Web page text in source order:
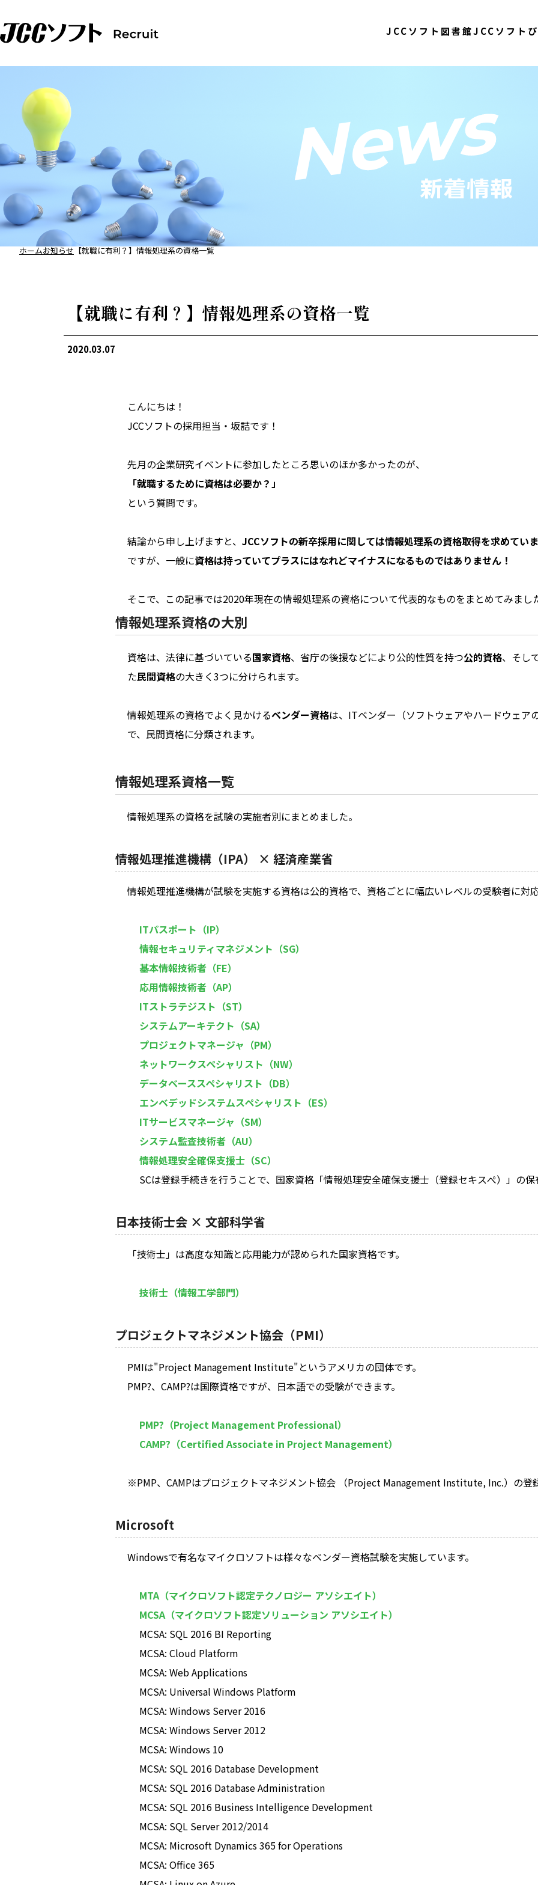
JCCソフト図書館JCCソフト
ホームお知らせ【就職に有利？】情報処理系の資格一覧
【就職に有利？】情報処理系の資格一覧
2020.03.07
こんにちは！
JCCソフトの採用担当・坂詰です！
先月の企業研究イベントに参加したところ思いのほか多かったのが、
「就職するために資格は必要か？」
という質問です。
結論から申し上げますと、 JCCソフトの新卒採用に関しては情報処理系の資格取得を求めてい
ですが、一般に資格は持っていてプラスにはなれどマイナスになるものではありません！
そこで、この記事では2020年現在の情報処理系の資格について代表的なものをまとめてみまし
情報処理系資格の大別
資格は、法律に基づいている国家資格、省庁の後援などにより公的性質を持つ公的資格、そし
た民間資格の大きく3つに分けられます。
情報処理系の資格でよく見かけるベンダー資格は、ITベンダー（ソフトウェアやハードウェア
で、民間資格に分類されます。
情報処理系資格一覧
情報処理系の資格を試験の実施者別にまとめました。
情報処理推進機構（IPA） × 経済産業省
情報処理推進機構が試験を実施する資格は公的資格で、資格ごとに幅広いレベルの受験者に対応
ITパスポート（IP）
情報セキュリティマネジメント（SG）
基本情報技術者（FE）
応用情報技術者（AP）
ITストラテジスト（ST）
システムアーキテクト（SA）
プロジェクトマネージャ（PM）
ネットワークスペシャリスト（NW）
データベーススペシャリスト（DB）
エンベデッドシステムスペシャリスト（ES）
ITサービスマネージャ（SM）
システム監査技術者（AU）
情報処理安全確保支援士（SC）
SCは登録手続きを行うことで、国家資格「情報処理安全確保支援士（登録セキスぺ）」の保
日本技術士会 × 文部科学省
「技術士」は高度な知識と応用能力が認められた国家資格です。
技術士（情報工学部門）
プロジェクトマネジメント協会（PMI）
PMIは"Project Management Institute"というアメリカの団体です。
PMP?、CAMP?は国際資格ですが、日本語での受験ができます。
PMP?（Project Management Professional）
CAMP?（Certified Associate in Project Management）
※PMP、CAMPはプロジェクトマネジメント協会 （Project Management Institute, Inc.）の登
Microsoft
Windowsで有名なマイクロソフトは様々なベンダー資格試験を実施しています。
MTA（マイクロソフト認定テクノロジー アソシエイト）
MCSA（マイクロソフト認定ソリューション アソシエイト）
MCSA: SQL 2016 BI Reporting
MCSA: Cloud Platform
MCSA: Web Applications
MCSA: Universal Windows Platform
MCSA: Windows Server 2016
MCSA: Windows Server 2012
MCSA: Windows 10
MCSA: SQL 2016 Database Development
MCSA: SQL 2016 Database Administration
MCSA: SQL 2016 Business Intelligence Development
MCSA: SQL Server 2012/2014
MCSA: Microsoft Dynamics 365 for Operations
MCSA: Office 365